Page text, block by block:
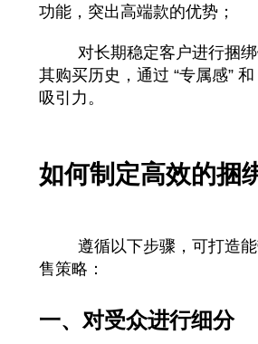
功能，突出高端款的优势；
对长期稳定客户进行捆
其购买历史，通过 “专属感”
吸引力。
如何制定高效的捆
遵循以下步骤，可打造
售策略：
一、对受众进行细分